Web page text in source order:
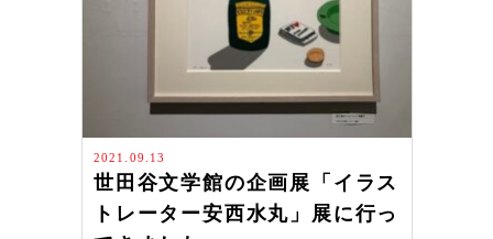
2021.09.13
世田谷文学館の企画展「イラス
トレーター安西水丸」展に行っ